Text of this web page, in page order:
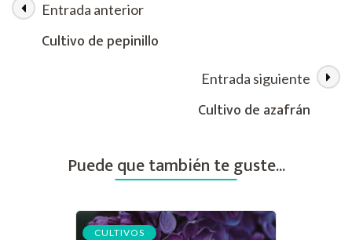
Navegación
Entrada anterior
Cultivo de pepinillo
Entrada siguiente
Cultivo de azafrán
Puede que también te guste...
CULTIVOS